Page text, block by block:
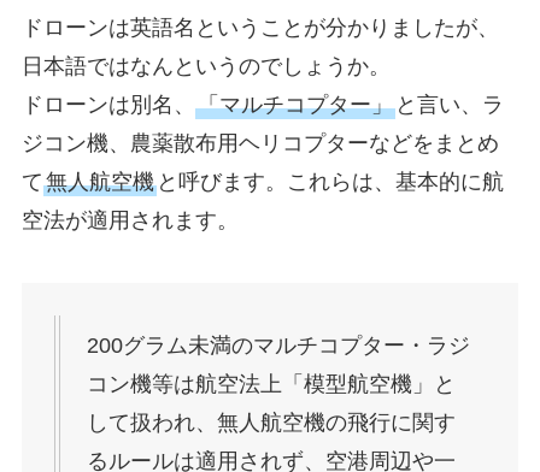
ドローンは英語名ということが分かりましたが、
日本語ではなんというのでしょうか。
ドローンは別名、 「マルチコプター」と言い、ラ
ジコン機、農薬散布用ヘリコプターなどをまとめ
て無人航空機と呼びます。これらは、基本的に航
空法が適用されます。
200グラム未満のマルチコプター・ラジ
コン機等は航空法上「模型航空機」と
して扱われ、無人航空機の飛行に関す
るルールは適用されず、空港周辺や一